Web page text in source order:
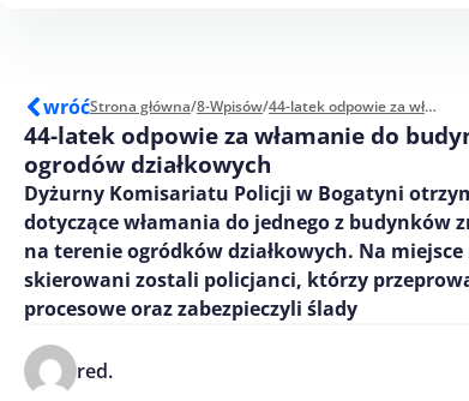
wróćStrona główna/8-Wpisów/ 44-latek odpowie za włamanie do budynku na terenie ogrodów działkowych
44-latek odpowie za włamanie do
ogrodów działkowych
Dyżurny Komisariatu Policji w Bogatyni
dotyczące włamania do jednego z budynków
na terenie ogródków działkowych. Na
skierowani zostali policjanci, którzy
procesowe oraz zabezpieczyli ślady
red.